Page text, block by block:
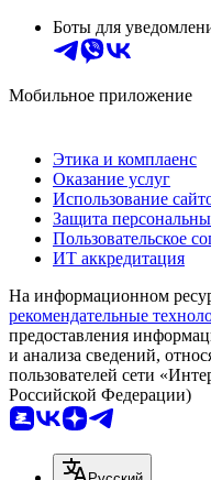
Боты для
Мобильное приложение
Этика и комплаенс
Оказание услуг
Использование
Защита
Пользовательское
ИТ аккредитация
На информационном
рекомендательные
предоставления
и анализа сведений,
пользователей сети
Российской Федерации)